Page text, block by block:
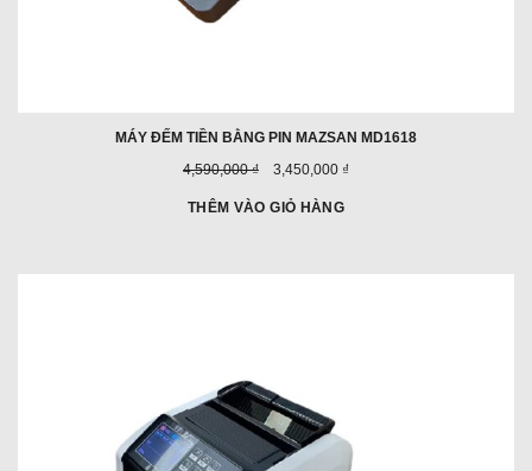
MÁY ĐẾM TIỀN BẰNG PIN MAZSAN MD1618
Giá
trước
4,590,000 ₫
Giá
3,450,000 ₫
THÊM VÀO GIỎ HÀNG